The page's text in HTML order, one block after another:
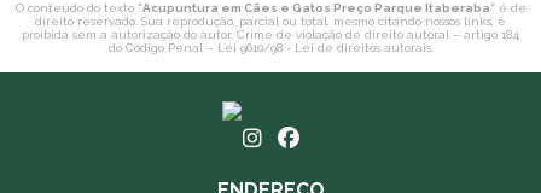
O conteúdo do texto "Acupuntura em Cães e Gatos Preço Parque Itaberaba" é de
direito reservado. Sua reprodução, parcial ou total, mesmo citando nossos links, é
proibida sem a autorização do autor. Crime de violação de direito autoral – artigo 184
do Código Penal – Lei 9610/98 - Lei de direitos autorais.